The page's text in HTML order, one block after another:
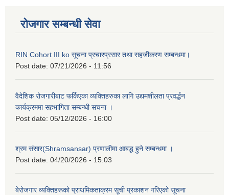
रोजगार सम्बन्धी सेवा
RIN Cohort III ko सूचना प्रचारप्रसार तथा सहजीकरण सम्बन्धमा।
Post date: 07/21/2026 - 11:56
वैदेशिक रोजगारीबाट फर्किएका व्यक्तिहरुका लागि उद्यमशीलता प्रवर्द्धन
कार्यक्रममा सहभागिता सम्बन्धी सचना ।
Post date: 05/12/2026 - 16:00
श्रम संसार(Shramsansar) प्रणालीमा आबद्ध हुने सम्बन्धमा ।
Post date: 04/20/2026 - 15:03
बेरोजगार व्यक्तिहरूको प्राथमिकताक्रम सूची प्रकाशन गरिएको सूचना